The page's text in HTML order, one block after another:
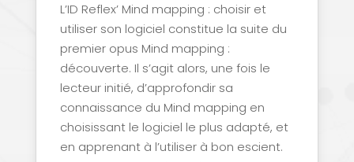
L’ID Reflex’ Mind mapping : choisir et
utiliser son logiciel constitue la suite du
premier opus Mind mapping :
découverte. Il s’agit alors, une fois le
lecteur initié, d’approfondir sa
connaissance du Mind mapping en
choisissant le logiciel le plus adapté, et
en apprenant à l’utiliser à bon escient.